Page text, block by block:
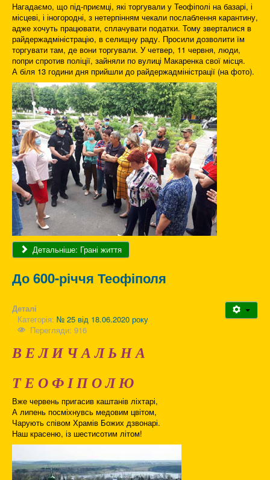
Нагадаємо, що під-приємці, які торгували у Теофіполі на базарі, і
місцеві, і іногородні, з нетерпінням чекали послаблення карантину,
адже хочуть працювати, сплачувати податки. Тому зверталися в
райдержадміністрацію, в селищну раду. Просили дозволити їм
торгувати там, де вони торгували. У четвер, 11 червня, люди,
попри спротив поліції, зайняли по вулиці Макаренка свої місця.
А біля 13 години дня прийшли до райдержадміністрації (на фото).
Детальніше: Грані життя
До 600-річчя Теофіполя
Деталі
Категорія: № 25 від 18.06.2020 року
Перегляди: 916
В Е Л И Ч А Л Ь Н А
Т Е О Ф І П О Л Ю
Вже червень пригасив каштанів ліхтарі,
А липень посміхнувсь медовим цвітом,
Чарують співом Храмів Божих дзвонарі.
Наш красеню, із шестисотим літом!